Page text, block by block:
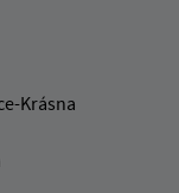
Krásna